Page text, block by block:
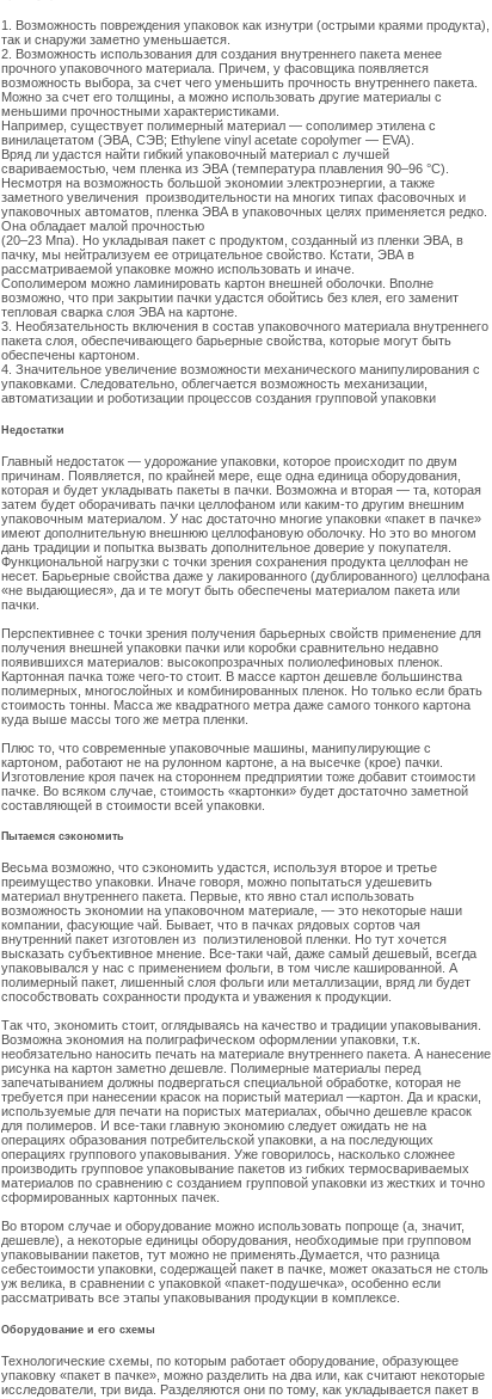
1. Возможность повреждения упаковок как изнутри (острыми краями продукта),
так и снаружи заметно уменьшается.
2. Возможность использования для создания внутреннего пакета менее
прочного упаковочного материала. Причем, у фасовщика появляется
возможность выбора, за счет чего уменьшить прочность внутреннего пакета.
Можно за счет его толщины, а можно использовать другие материалы с
меньшими прочностными характеристиками.
Например, существует полимерный материал — сополимер этилена с
винилацетатом (ЭВА, СЭВ; Ethylene vinyl acetate copolymer — EVA).
Вряд ли удастся найти гибкий упаковочный материал с лучшей
свариваемостью, чем пленка из ЭВА (температура плавления 90–96 °С).
Несмотря на возможность большой экономии электроэнергии, а также
заметного увеличения производительности на многих типах фасовочных и
упаковочных автоматов, пленка ЭВА в упаковочных целях применяется редко.
Она обладает малой прочностью
(20–23 Мпа). Но укладывая пакет с продуктом, созданный из пленки ЭВА, в
пачку, мы нейтрализуем ее отрицательное свойство. Кстати, ЭВА в
рассматриваемой упаковке можно использовать и иначе.
Сополимером можно ламинировать картон внешней оболочки. Вполне
возможно, что при закрытии пачки удастся обойтись без клея, его заменит
тепловая сварка слоя ЭВА на картоне.
3. Необязательность включения в состав упаковочного материала внутреннего
пакета слоя, обеспечивающего барьерные свойства, которые могут быть
обеспечены картоном.
4. Значительное увеличение возможности механического манипулирования с
упаковками. Следовательно, облегчается возможность механизации,
автоматизации и роботизации процессов создания групповой упаковки
Недостатки
Главный недостаток — удорожание упаковки, которое происходит по двум
причинам. Появляется, по крайней мере, еще одна единица оборудования,
которая и будет укладывать пакеты в пачки. Возможна и вторая — та, которая
затем будет оборачивать пачки целлофаном или каким-то другим внешним
упаковочным материалом. У нас достаточно многие упаковки «пакет в пачке»
имеют дополнительную внешнюю целлофановую оболочку. Но это во многом
дань традиции и попытка вызвать дополнительное доверие у покупателя.
Функциональной нагрузки с точки зрения сохранения продукта целлофан не
несет. Барьерные свойства даже у лакированного (дублированного) целлофана
«не выдающиеся», да и те могут быть обеспечены материалом пакета или
пачки.
Перспективнее с точки зрения получения барьерных свойств применение для
получения внешней упаковки пачки или коробки сравнительно недавно
появившихся материалов: высокопрозрачных полиолефиновых пленок.
Картонная пачка тоже чего-то стоит. В массе картон дешевле большинства
полимерных, многослойных и комбинированных пленок. Но только если брать
стоимость тонны. Масса же квадратного метра даже самого тонкого картона
куда выше массы того же метра пленки.
Плюс то, что современные упаковочные машины, манипулирующие с
картоном, работают не на рулонном картоне, а на высечке (крое) пачки.
Изготовление кроя пачек на стороннем предприятии тоже добавит стоимости
пачке. Во всяком случае, стоимость «картонки» будет достаточно заметной
составляющей в стоимости всей упаковки.
Пытаемся сэкономить
Весьма возможно, что сэкономить удастся, используя второе и третье
преимущество упаковки. Иначе говоря, можно попытаться удешевить
материал внутреннего пакета. Первые, кто явно стал использовать
возможность экономии на упаковочном материале, — это некоторые наши
компании, фасующие чай. Бывает, что в пачках рядовых сортов чая
внутренний пакет изготовлен из полиэтиленовой пленки. Но тут хочется
высказать субъективное мнение. Все-таки чай, даже самый дешевый, всегда
упаковывался у нас с применением фольги, в том числе кашированной. А
полимерный пакет, лишенный слоя фольги или металлизации, вряд ли будет
способствовать сохранности продукта и уважения к продукции.
Так что, экономить стоит, оглядываясь на качество и традиции упаковывания.
Возможна экономия на полиграфическом оформлении упаковки, т.к.
необязательно наносить печать на материале внутреннего пакета. А нанесение
рисунка на картон заметно дешевле. Полимерные материалы перед
запечатыванием должны подвергаться специальной обработке, которая не
требуется при нанесении красок на пористый материал —картон. Да и краски,
используемые для печати на пористых материалах, обычно дешевле красок
для полимеров. И все-таки главную экономию следует ожидать не на
операциях образования потребительской упаковки, а на последующих
операциях группового упаковывания. Уже говорилось, насколько сложнее
производить групповое упаковывание пакетов из гибких термосвариваемых
материалов по сравнению с созданием групповой упаковки из жестких и точно
сформированных картонных пачек.
Во втором случае и оборудование можно использовать попроще (а, значит,
дешевле), а некоторые единицы оборудования, необходимые при групповом
упаковывании пакетов, тут можно не применять.Думается, что разница
себестоимости упаковки, содержащей пакет в пачке, может оказаться не столь
уж велика, в сравнении с упаковкой «пакет-подушечка», особенно если
рассматривать все этапы упаковывания продукции в комплексе.
Оборудование и его схемы
Технологические схемы, по которым работает оборудование, образующее
упаковку «пакет в пачке», можно разделить на два или, как считают некоторые
исследователи, три вида. Разделяются они по тому, как укладывается пакет в